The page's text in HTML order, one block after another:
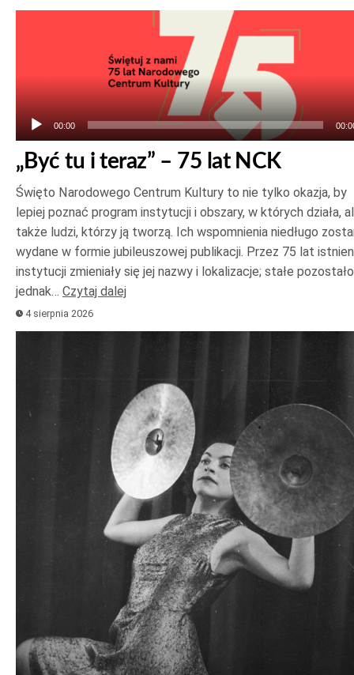
00:00
„Być tu i teraz” – 75 lat NCK
Święto Narodowego Centrum Kultury to nie tylko okazja, by
lepiej poznać program instytucji i obszary, w których działa,
także ludzi, którzy ją tworzą. Ich wspomnienia niedługo
wydane w formie jubileuszowej publikacji. Przez 75 lat
instytucji zmieniały się jej nazwy i lokalizacje; stałe pozostało
jednak… Czytaj dalej
4 sierpnia 2026